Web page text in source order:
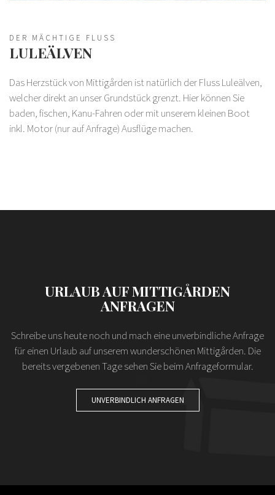
DER MÄCHTIGE FLUSS
LULEÄLVEN
Das Herzstück von Mittigården ist natürlich der Fluss Luleälven,
welcher direkt an unser Grundstück grenzt. Hier können Sie
baden, fischen, Kanu-Fahren oder mit unserem kleinen Boot
inkl. Motor (nur auf Anfrage) Ausflüge machen.
URLAUB AUF MITTIGÅRDEN
ANFRAGEN
Schreibe uns heute noch und mach eine unverbindliche Anfrage
für einen Urlaub auf unserem wunderschönen Mittigården. Die
bereits vergebenen Tage sehen Sie beim Anfrageformular.
UNVERBINDLICH ANFRAGEN